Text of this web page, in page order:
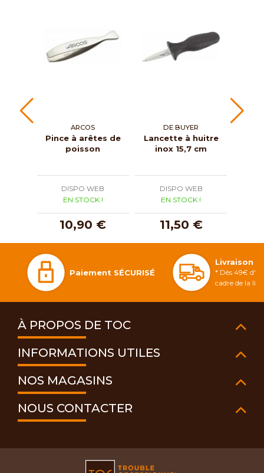
ARCOS
Pince à arêtes de
poisson
DISPO WEB
EN STOCK !
10,90 €
DE BUYER
Lancette à huitre
inox 15,7 cm
DISPO WEB
EN STOCK !
11,50 €
Paiement SÉCURISÉ
Livraison
* Dès 49€
cadre de la
À PROPOS DE TOC
INFORMATIONS UTILES
NOS MAGASINS
NOUS CONTACTER